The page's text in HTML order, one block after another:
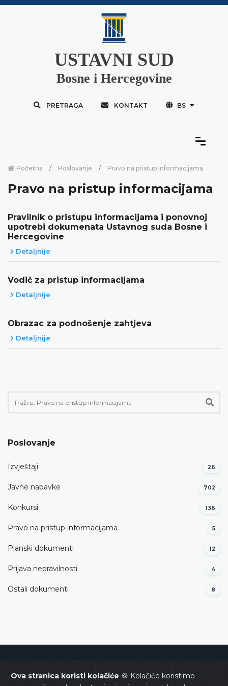
Ova stranica koristi kolačiće 🍪 Kolačiće koristimo
USTAVNI SUD
Bosne i Hercegovine
PRETRAGA KONTAKT BS
Početna Poslovanje Pravo na pristup informacijama
Pravo na pristup informacijama
Pravilnik o pristupu informacijama i ponovnoj
upotrebi dokumenata Ustavnog suda Bosne i
Hercegovine
Detaljnije
Vodič za pristup informacijama
Detaljnije
Obrazac za podnošenje zahtjeva
Detaljnije
Poslovanje
Izvještaji 26
Javne nabavke 702
Konkursi 136
Pravo na pristup informacijama 5
Planski dokumenti 12
Prijava nepravilnosti 4
Ostali dokumenti 8